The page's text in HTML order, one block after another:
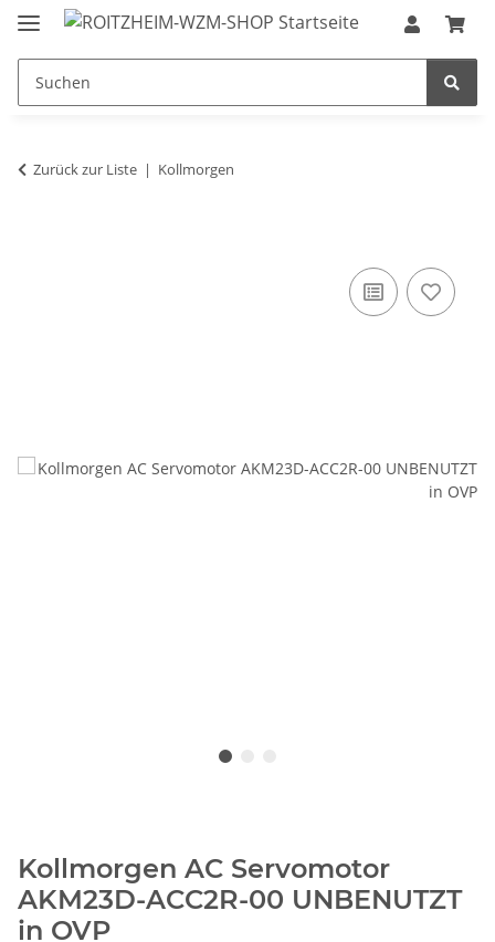
Zurück zur Liste Kollmorgen
Kollmorgen AC Servomotor
AKM23D-ACC2R-00 UNBENUTZT
in OVP